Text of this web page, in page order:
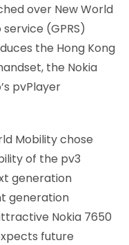
over New World
(GPRS)
the Hong Kong
the Nokia
pvPlayer
Mobility chose
of the pv3
generation
generation
Nokia 7650
future